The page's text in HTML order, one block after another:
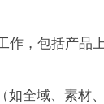
作，包括产品
如全域、素材